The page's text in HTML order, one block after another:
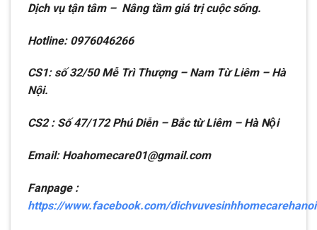
Dịch vụ tận tâm – Nâng tầm giá trị cuộc sống.
Hotline: 0976046266
CS1: số 32/50 Mễ Trì Thượng – Nam Từ Liêm – Hà
Nội.
CS2 : Số 47/172 Phú Diễn – Bắc từ Liêm – Hà Nội
Email: Hoahomecare01@gmail.com
Fanpage :
https://www.facebook.com/dichvuvesinhhomecarehanoi